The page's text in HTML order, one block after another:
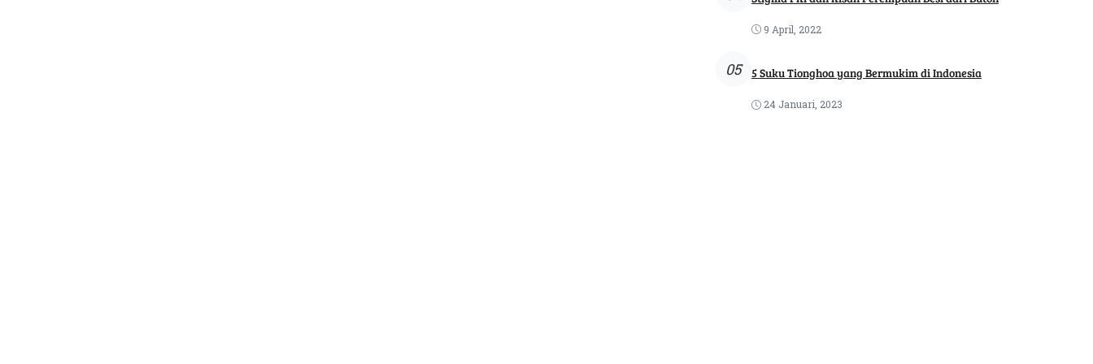
9 April, 2022
05 5 Suku Tionghoa yang Bermukim di Indonesia
24 Januari, 2023